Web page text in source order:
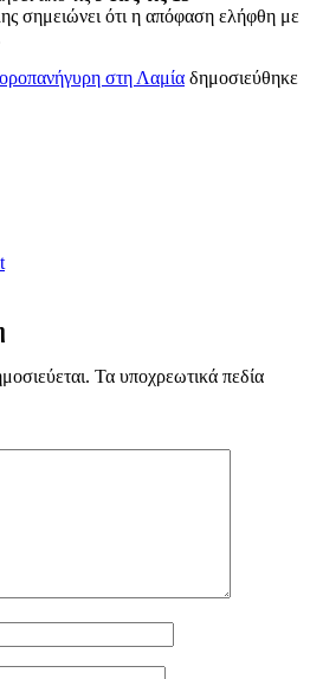
σημειώνει ότι η απόφαση ελήφθη με
στη Λαμία δημοσιεύθηκε
Τα υποχρεωτικά πεδία